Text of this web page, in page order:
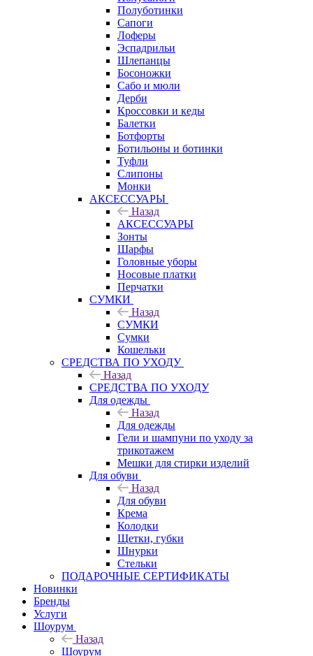
Полуботинки
Сапоги
Лоферы
Эспадрильи
Шлепанцы
Босоножки
Сабо и мюли
Дерби
Кроссовки и кеды
Балетки
Ботфорты
Ботильоны и ботинки
Туфли
Слипоны
Монки
АКСЕССУАРЫ
Назад
АКСЕССУАРЫ
Зонты
Шарфы
Головные уборы
Носовые платки
Перчатки
СУМКИ
Назад
СУМКИ
Сумки
Кошельки
CРЕДСТВА ПО УХОДУ
Назад
CРЕДСТВА ПО УХОДУ
Для одежды
Назад
Для одежды
Гели и шампуни по уходу за
трикотажем
Мешки для стирки изделий
Для обуви
Назад
Для обуви
Крема
Колодки
Щетки, губки
Шнурки
Стельки
ПОДАРОЧНЫЕ СЕРТИФИКАТЫ
Новинки
Бренды
Услуги
Шоурум
Назад
Шоурум